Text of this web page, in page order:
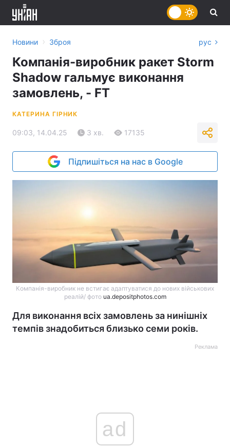
Новини › Зброя рус
Компанія-виробник ракет Storm
Shadow гальмує виконання
замовлень, - FT
КАТЕРИНА ГІРНИК
09:03, 14.04.25 3 хв. 17135
Підпишіться на нас в Google
Компанія-виробник не встигає адаптуватися до нових військових
реалій/ фото ua.depositphotos.com
Для виконання всіх замовлень за нинішніх
темпів знадобиться близько семи років.
Реклама
ad